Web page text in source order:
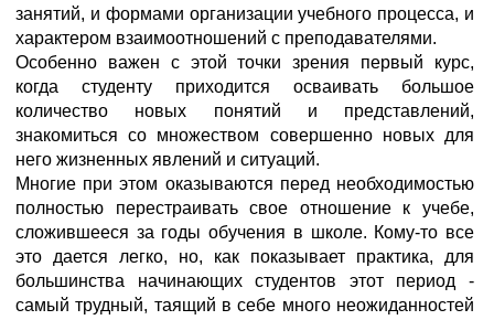
занятий, и формами организации учебного процесса, и
характером взаимоотношений с преподавателями.
Особенно важен с этой точки зрения первый курс,
когда студенту приходится осваивать большое
количество новых понятий и представлений,
знакомиться со множеством совершенно новых для
него жизненных явлений и ситуаций.
Многие при этом оказываются перед необходимостью
полностью перестраивать свое отношение к учебе,
сложившееся за годы обучения в школе. Кому-то все
это дается легко, но, как показывает практика, для
большинства начинающих студентов этот период -
самый трудный, таящий в себе много неожиданностей